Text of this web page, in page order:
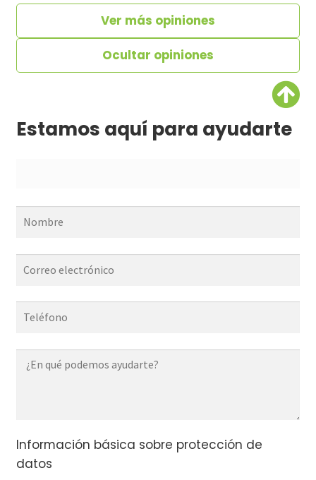
Ver más opiniones
Ocultar opiniones
Estamos aquí para ayudarte
Información básica sobre protección de
datos